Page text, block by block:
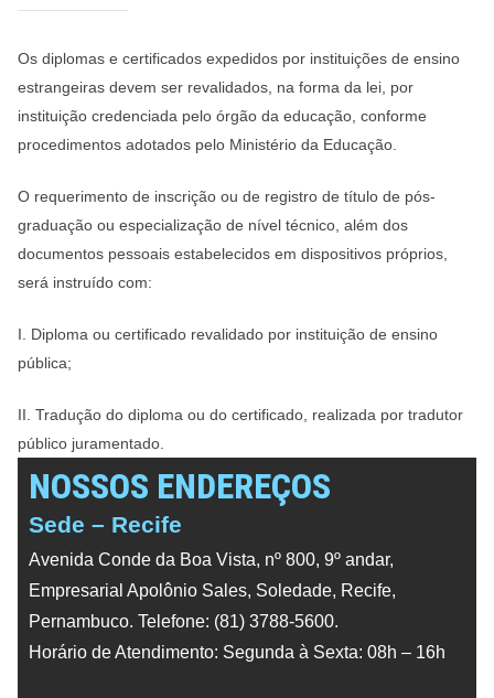
Os diplomas e certificados expedidos por instituições de ensino
estrangeiras devem ser revalidados, na forma da lei, por
instituição credenciada pelo órgão da educação, conforme
procedimentos adotados pelo Ministério da Educação.
O requerimento de inscrição ou de registro de título de pós-
graduação ou especialização de nível técnico, além dos
documentos pessoais estabelecidos em dispositivos próprios,
será instruído com:
I. Diploma ou certificado revalidado por instituição de ensino
pública;
II. Tradução do diploma ou do certificado, realizada por tradutor
público juramentado.
NOSSOS ENDEREÇOS
Sede – Recife
Avenida Conde da Boa Vista, nº 800, 9º andar,
Empresarial Apolônio Sales, Soledade, Recife,
Pernambuco. Telefone: (81) 3788-5600.
Horário de Atendimento: Segunda à Sexta: 08h – 16h